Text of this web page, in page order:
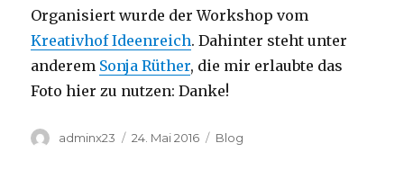
Organisiert wurde der Workshop vom
Kreativhof Ideenreich. Dahinter steht unter
anderem Sonja Rüther, die mir erlaubte das
Foto hier zu nutzen: Danke!
Autor
adminx23
Veröffentlicht
24. Mai 2016 Kategorien
Blog